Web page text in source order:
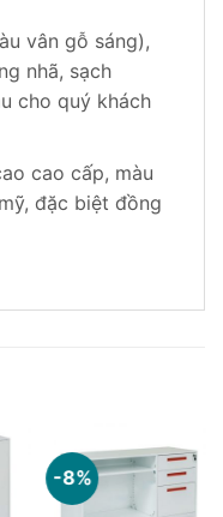
vân gỗ sáng),
nhã, sạch
cho quý khách
cao cấp, màu
đặc biệt đồng
-8%